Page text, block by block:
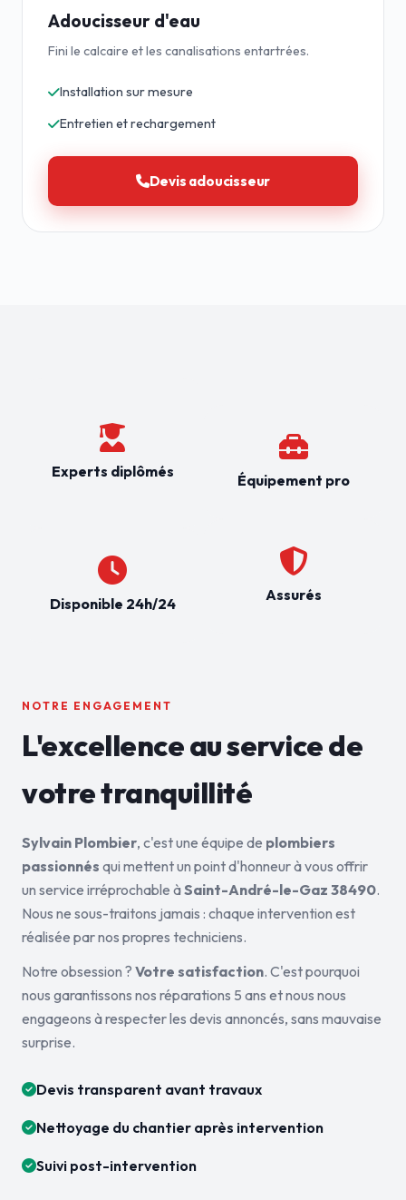
Adoucisseur d'eau
Fini le calcaire et les canalisations entartrées.
Installation sur mesure
Entretien et rechargement
Devis adoucisseur
Experts diplômés
Disponible 24h/24
Équipement pro
Assurés
NOTRE ENGAGEMENT
L'excellence au service de
votre tranquillité
Sylvain Plombier, c'est une équipe de plombiers
passionnés qui mettent un point d'honneur à vous offrir
un service irréprochable àSaint-André-le-Gaz 38490.
Nous ne sous-traitons jamais : chaque intervention est
réalisée par nos propres techniciens.
Notre obsession ? Votre satisfaction. C'est pourquoi
nous garantissons nos réparations 5 ans et nous nous
engageons à respecter les devis annoncés, sans mauvaise
surprise.
Devis transparent avant travaux
Nettoyage du chantier après intervention
Suivi post-intervention